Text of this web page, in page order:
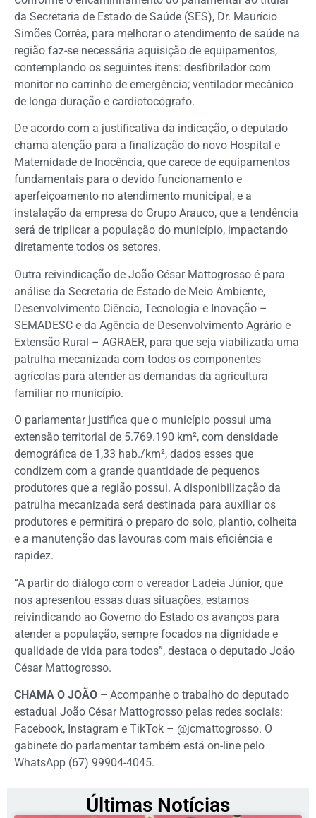
da Secretaria de Estado de Saúde (SES), Dr. Maurício
Simões Corrêa, para melhorar o atendimento de saúde na
região faz-se necessária aquisição de equipamentos,
contemplando os seguintes itens: desfibrilador com
monitor no carrinho de emergência; ventilador mecânico
de longa duração e cardiotocógrafo.
De acordo com a justificativa da indicação, o deputado
chama atenção para a finalização do novo Hospital e
Maternidade de Inocência, que carece de equipamentos
fundamentais para o devido funcionamento e
aperfeiçoamento no atendimento municipal, e a
instalação da empresa do Grupo Arauco, que a tendência
será de triplicar a população do município, impactando
diretamente todos os setores.
Outra reivindicação de João César Mattogrosso é para
análise da Secretaria de Estado de Meio Ambiente,
Desenvolvimento Ciência, Tecnologia e Inovação –
SEMADESC e da Agência de Desenvolvimento Agrário e
Extensão Rural – AGRAER, para que seja viabilizada uma
patrulha mecanizada com todos os componentes
agrícolas para atender as demandas da agricultura
familiar no município.
O parlamentar justifica que o município possui uma
extensão territorial de 5.769.190 km², com densidade
demográfica de 1,33 hab./km², dados esses que
condizem com a grande quantidade de pequenos
produtores que a região possui. A disponibilização da
patrulha mecanizada será destinada para auxiliar os
produtores e permitirá o preparo do solo, plantio, colheita
e a manutenção das lavouras com mais eficiência e
rapidez.
“A partir do diálogo com o vereador Ladeia Júnior, que
nos apresentou essas duas situações, estamos
reivindicando ao Governo do Estado os avanços para
atender a população, sempre focados na dignidade e
qualidade de vida para todos”, destaca o deputado João
César Mattogrosso.
CHAMA O JOÃO – Acompanhe o trabalho do deputado
estadual João César Mattogrosso pelas redes sociais:
Facebook, Instagram e TikTok – @jcmattogrosso. O
gabinete do parlamentar também está on-line pelo
WhatsApp (67) 99904-4045.
Últimas Notícias